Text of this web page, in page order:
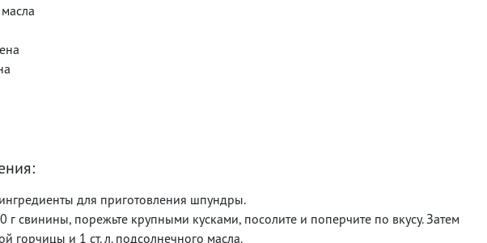
для приготовления шпундры.
г свинины, порежьте крупными кусками, посолите и поперчите по вкусу. Затем
горчицы и 1 ст. л. подсолнечного масла.